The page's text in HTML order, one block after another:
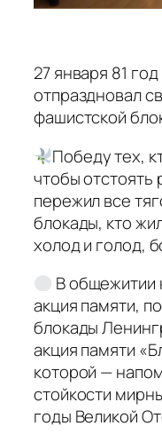
27 января 81
отпраздновал
фашистской
Победу тех,
чтобы отстоять
пережил все
блокады, кто
холод и голод,
В общежитии
акция памяти,
блокады
акция памяти
которой —
стойкости
годы Великой